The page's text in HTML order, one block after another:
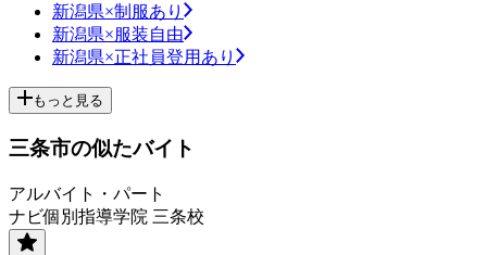
新潟県×制服あり
新潟県×服装自由
新潟県×正社員登用あり
もっと見る
三条市の似たバイト
アルバイト・パート
ナビ個別指導学院 三条校